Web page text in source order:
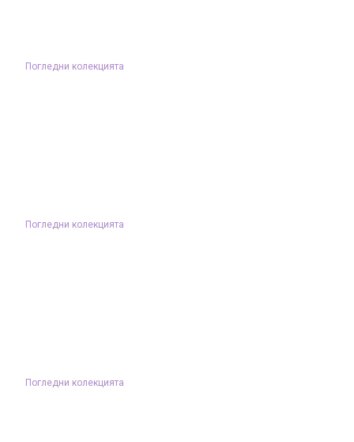
Погледни колекцията
Погледни колекцията
Погледни колекцията